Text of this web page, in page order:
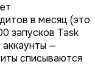
в месяц (это
запусков Task
—
списываются